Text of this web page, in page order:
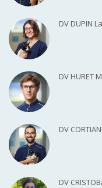
DV DUPIN
DV HURET
DV
DV